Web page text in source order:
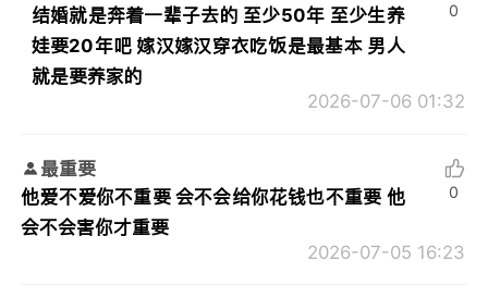
结婚就是奔着一辈子去的 至少50年 至少生养
娃要20年吧 嫁汉嫁汉穿衣吃饭是最基本 男人
就是要养家的
2026-07-06 01:32
0
最重要
他爱不爱你不重要 会不会给你花钱也不重要 他
会不会害你才重要
2026-07-05 16:23
0